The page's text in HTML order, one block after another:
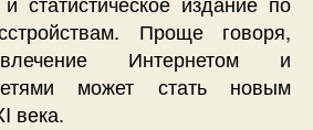
Проще говоря,
Интернетом и
может стать новым
века.